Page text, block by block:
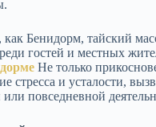
как Бенидорм, тайский
гостей и местных
Не только
стресса и усталости,
повседневной